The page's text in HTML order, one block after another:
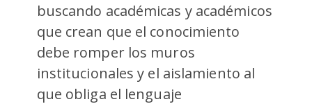
buscando académicas y académicos
que crean que el conocimiento
debe romper los muros
institucionales y el aislamiento al
que obliga el lenguaje